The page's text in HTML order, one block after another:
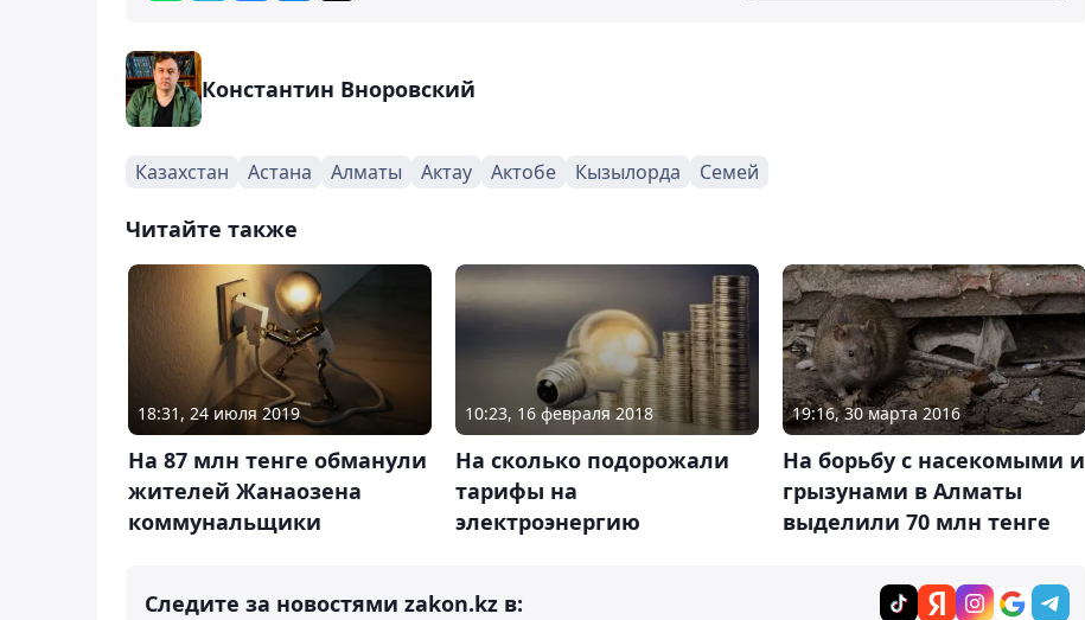
Константин Вноровский
Казахстан Астана Алматы Актау Актобе Кызылорда Семей
Читайте также
18:31, 24 июля 2019
На 87 млн тенге обманули
жителей Жанаозена
коммунальщики
10:23, 16 февраля 2018
На сколько подорожали
тарифы на
электроэнергию
19:16, 30 марта 2016
На борьбу с насекомыми и
грызунами в Алматы
выделили 70 млн тенге
Следите за новостями zakon.kz в: